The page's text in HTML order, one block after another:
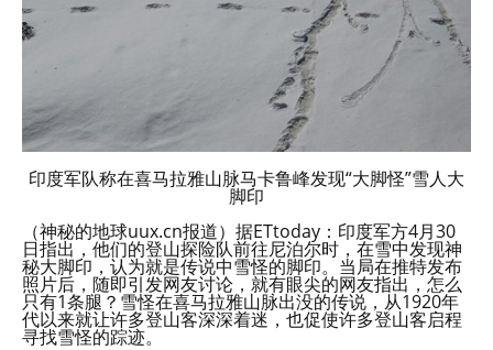
印度军队称在喜马拉雅山脉马卡鲁峰发现“大脚怪”雪人大
脚印
（神秘的地球uux.cn报道）据ETtoday：印度军方4月30
日指出，他们的登山探险队前往尼泊尔时，在雪中发现神
秘大脚印，认为就是传说中雪怪的脚印。当局在推特发布
照片后，随即引发网友讨论，就有眼尖的网友指出，怎么
只有1条腿？雪怪在喜马拉雅山脉出没的传说，从1920年
代以来就让许多登山客深深着迷，也促使许多登山客启程
寻找雪怪的踪迹。